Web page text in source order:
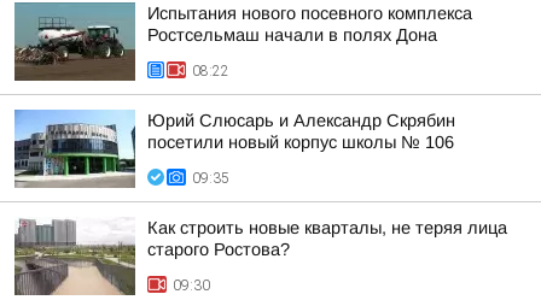
Испытания нового посевного комплекса
Ростсельмаш начали в полях Дона
08:22
Юрий Слюсарь и Александр Скрябин
посетили новый корпус школы № 106
09:35
Как строить новые кварталы, не теряя лица
старого Ростова?
09:30